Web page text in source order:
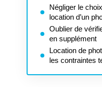
Négliger le
location d’un
Oublier de
en supplément
Location de
les contraintes